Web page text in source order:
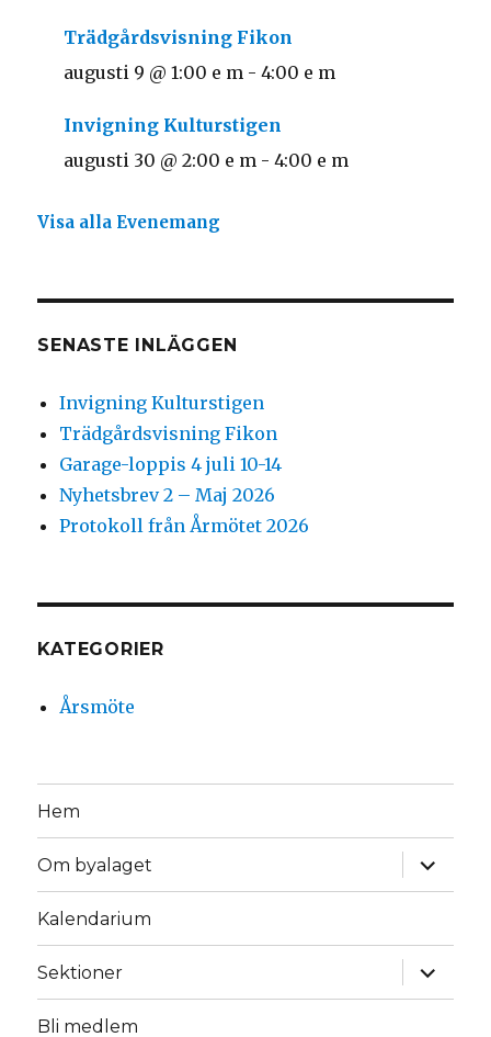
Trädgårdsvisning Fikon
augusti 9 @ 1:00 e m -4:00 e m
Invigning Kulturstigen
augusti 30 @ 2:00 e m -4:00 e m
Visa alla Evenemang
SENASTE INLÄGGEN
Invigning Kulturstigen
Trädgårdsvisning Fikon
Garage-loppis 4 juli 10-14
Nyhetsbrev 2 – Maj 2026
Protokoll från Årmötet 2026
KATEGORIER
Årsmöte
Hem
Om byalaget
Kalendarium
Sektioner
Bli medlem